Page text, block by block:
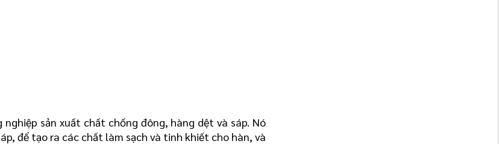
sản xuất chất chống đông, hàng dệt và sáp. Nó
để tạo ra các chất làm sạch và tinh khiết cho hàn, và